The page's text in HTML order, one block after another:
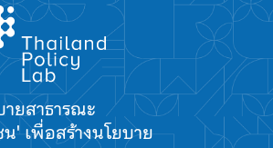
ยสาธารณะ
' เพื่อสร้างนโยบาย